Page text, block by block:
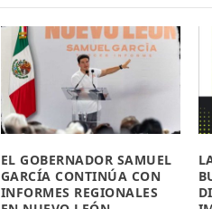
EL GOBERNADOR SAMUEL
GARCÍA CONTINÚA CON
INFORMES REGIONALES